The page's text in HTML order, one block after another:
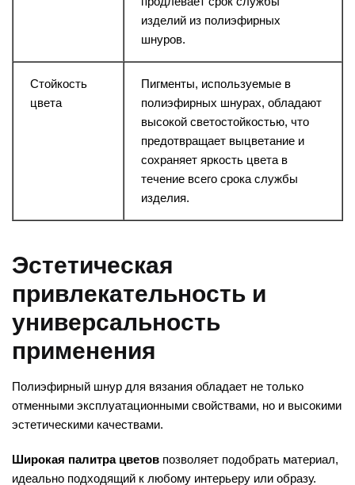
изделий из полиэфирных
шнуров.
Стойкость
цвета
Пигменты, используемые в
полиэфирных шнурах, обладают
высокой светостойкостью, что
предотвращает выцветание и
сохраняет яркость цвета в
течение всего срока службы
изделия.
Эстетическая
привлекательность и
универсальность
применения
Полиэфирный шнур для вязания обладает не только
отменными эксплуатационными свойствами, но и высокими
эстетическими качествами.
Широкая палитра цветов позволяет подобрать материал,
идеально подходящий к любому интерьеру или образу.